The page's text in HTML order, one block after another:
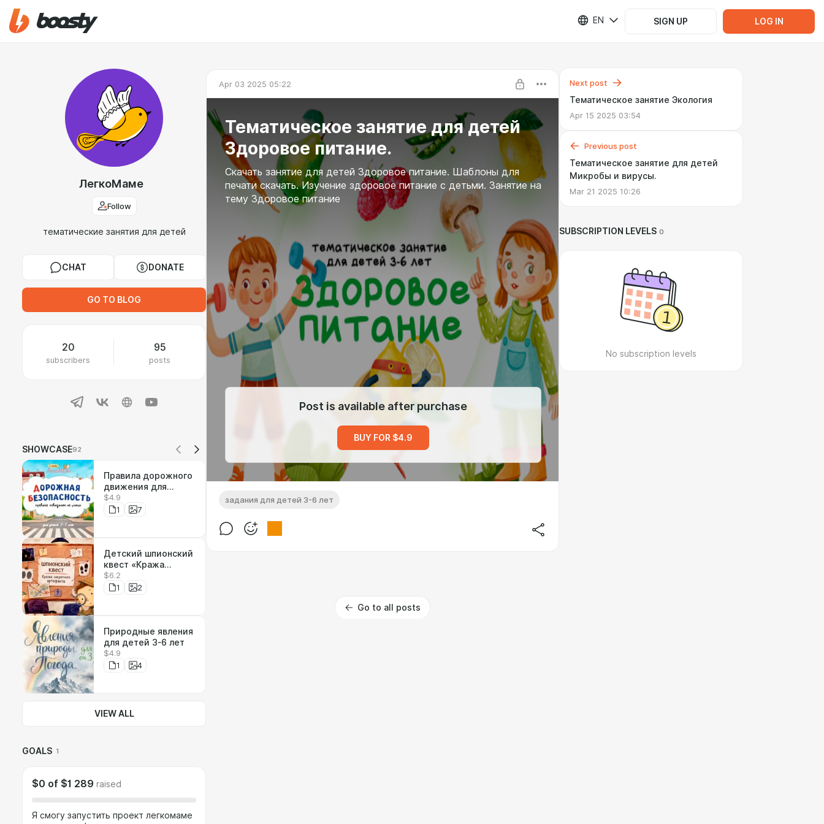
EN SIGN UP LOG IN
ЛегкоМаме
Follow
тематические занятия для детей
CHAT DONATE
GO TO BLOG
20
subscribers
95
posts
SHOWCASE92
Правила дорожного
движения для
детей
$4.9
1
7
Детский шпионский
квест «Кража
секретного
артефакта»
$6.2
1
2
Природные явления
для детей 3-6 лет
$4.9
1
4
VIEW ALL
GOALS 1
$0 of $1 289 raised
Я смогу запустить проект легкомаме
Apr 03 2025 05:22
Тематическое занятие для детей
Здоровое питание.
Скачать занятие для детей Здоровое питание. Шаблоны для
печати скачать. Изучение здоровое питание с детьми. Занятие на
тему Здоровое питание
Post is available after purchase
BUY FOR $4.9
задания для детей 3-6 лет
Go to all posts
Next post
Тематическое занятие Экология
Apr 15 2025 03:54
Previous post
Тематическое занятие для детей
Микробы и вирусы.
Mar 21 2025 10:26
SUBSCRIPTION LEVELS 0
No subscription levels